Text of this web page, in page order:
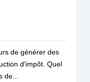
de générer des
d'impôt. Quel